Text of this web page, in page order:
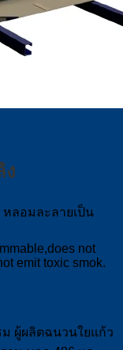
ง
หลอมละลายเป็น
not
emit toxic smok.
ม ผู้ผลิตฉนวนใยแก้ว